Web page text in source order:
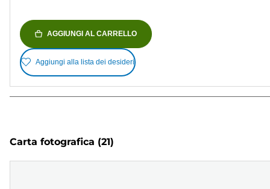
AGGIUNGI AL CARRELLO
Aggiungi alla lista dei desideri
Carta fotografica (21)